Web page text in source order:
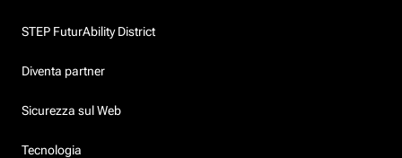
STEP FuturAbility District
Diventa partner
Sicurezza sul Web
Tecnologia